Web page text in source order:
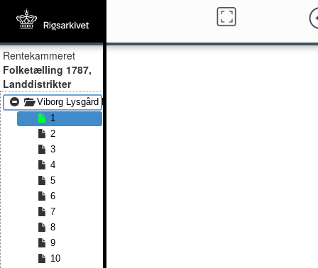
Rentekammeret
Folketælling 1787,
Landdistrikter
Viborg Lysgård Frederiks
1
2
3
4
5
6
7
8
9
10